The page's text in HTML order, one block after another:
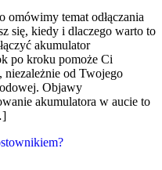
temat odłączania
się, kiedy i dlaczego warto to
akumulator
po kroku pomoże Ci
niezależnie od Twojego
Objawy
akumulatora w aucie to